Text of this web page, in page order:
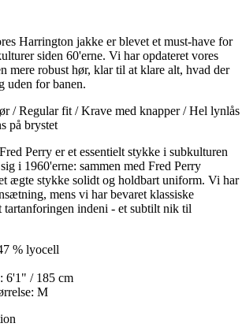
Harrington jakke er blevet et must-have for
siden 60'erne. Vi har opdateret vores
mere robust hør, klar til at klare alt, hvad der
uden for banen.
/ Regular fit / Krave med knapper / Hel lynlås
på brystet
Perry er et essentielt stykke i subkulturen
i 1960'erne: sammen med Fred Perry
ægte stykke solidt og holdbart uniform. Vi har
mens vi har bevaret klassiske
tartanforingen indeni - et subtilt nik til
% lyocell
6'1" / 185 cm
M